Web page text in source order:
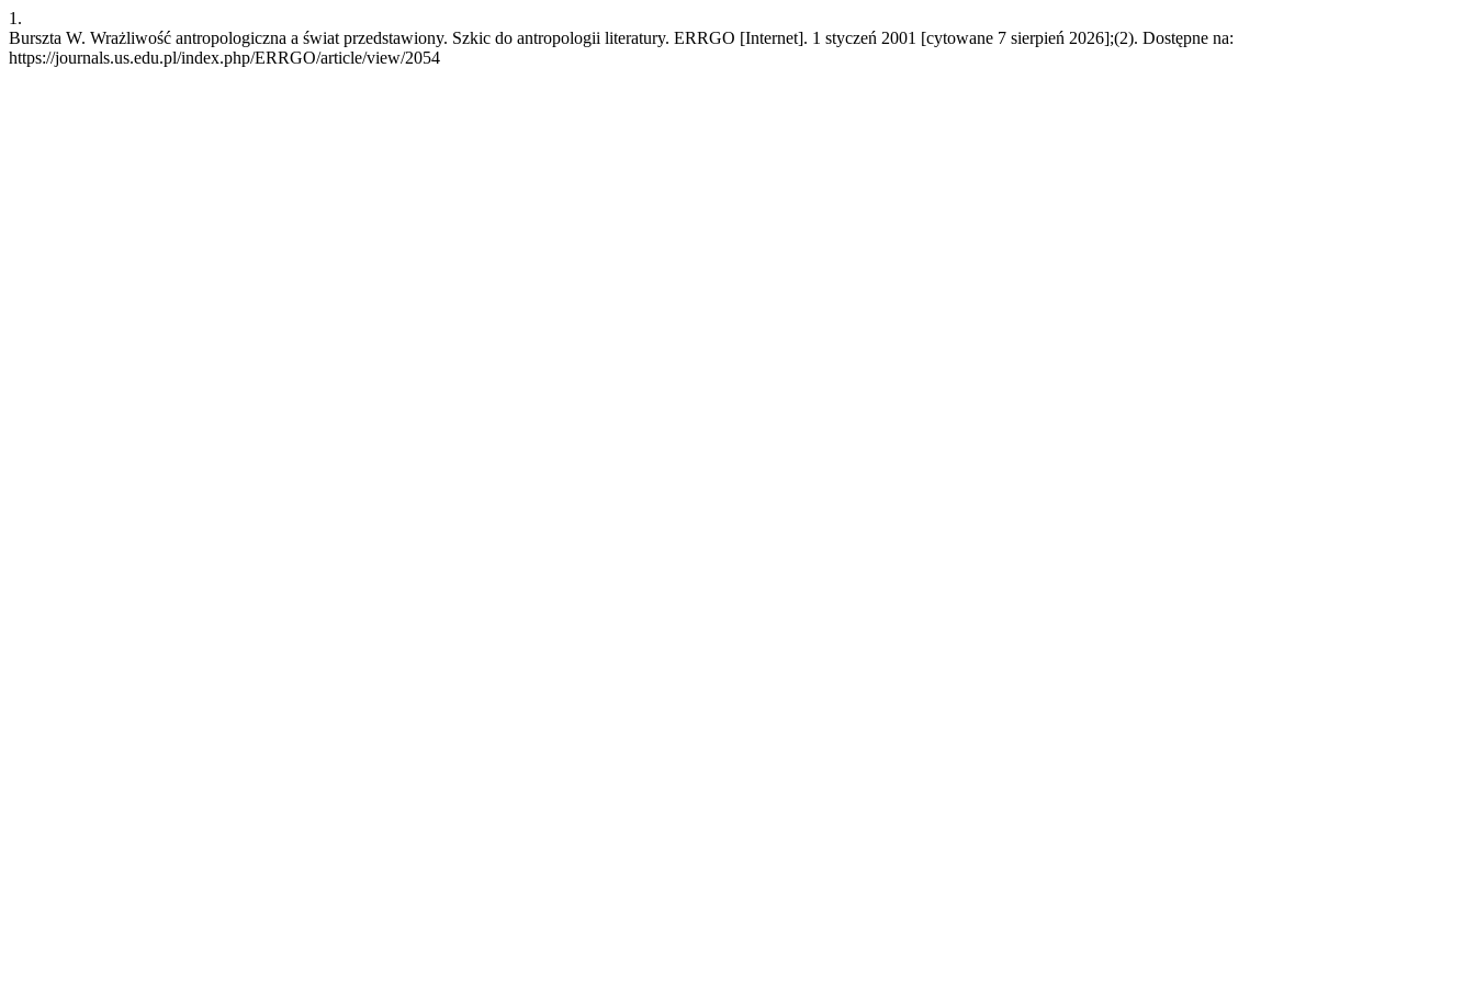
1.
Burszta W. Wrażliwość antropologiczna a świat przedstawiony. Szkic do antropologii literatury. ERRGO [Internet]. 1 styczeń 2001 [cytowane 7 sierpień 2026];(2). Dostępne na:
https://journals.us.edu.pl/index.php/ERRGO/article/view/2054